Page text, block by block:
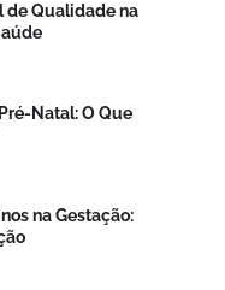
de Qualidade na
Natal: O Que
na Gestação: